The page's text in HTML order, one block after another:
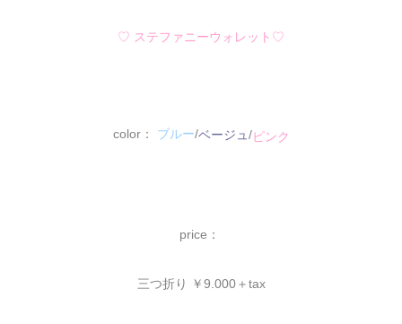
♡ ステファニーウォレット♡
color： ブルー/ベージュ /ピンク
price：
三つ折り ￥9.000＋tax